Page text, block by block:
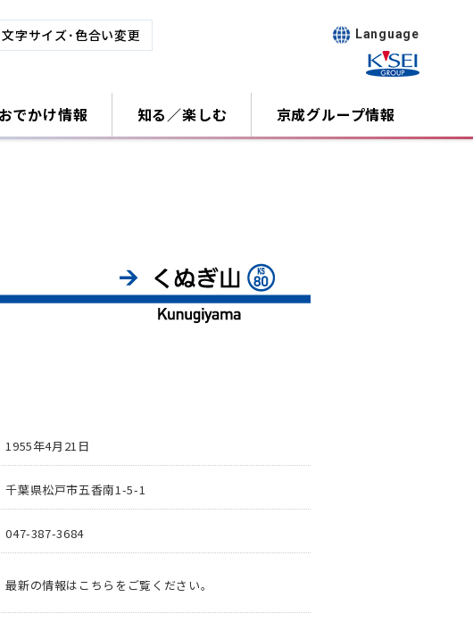
文字サイズ･色合い変更 Language
おでかけ情報 知る／楽しむ 京成グループ情報
1955年4月21日
千葉県松戸市五香南1-5-1
047-387-3684
最新の情報はこちらをご覧ください。